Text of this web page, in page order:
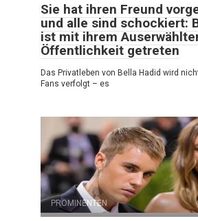
Sie hat ihren Freund
und alle sind schockiert:
ist mit ihrem
Öffentlichkeit getreten
Das Privatleben von Bella Hadid wird
Fans verfolgt – es
PROMINENTEN